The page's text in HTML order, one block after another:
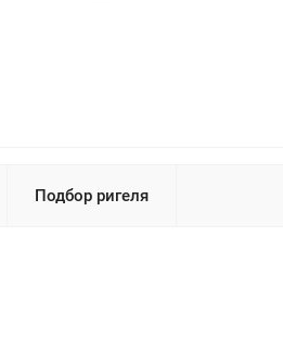
Подбор ригеля